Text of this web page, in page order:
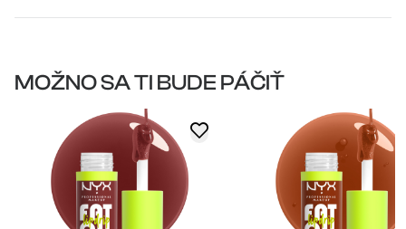
MOŽNO SA TI BUDE PÁČIŤ